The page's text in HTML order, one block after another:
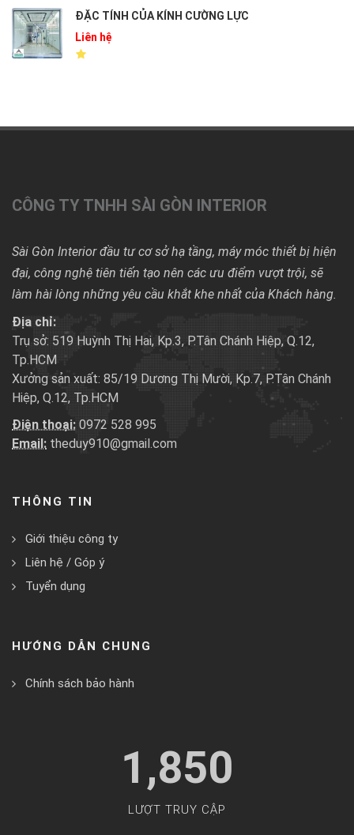
ĐẶC TÍNH CỦA KÍNH CƯỜNG LỰC
Liên hệ
CÔNG TY TNHH SÀI GÒN INTERIOR
Sài Gòn Interior đầu tư cơ sở hạ tầng, máy móc thiết bị hiện
đại, công nghệ tiên tiến tạo nên các ưu điểm vượt trội, sẽ
làm hài lòng những yêu cầu khắt khe nhất của Khách hàng.
Địa chỉ:
Trụ sở: 519 Huỳnh Thị Hai, Kp.3, P.Tân Chánh Hiệp, Q.12,
Tp.HCM
Xưởng sản xuất: 85/19 Dương Thị Mười, Kp.7, P.Tân Chánh
Hiệp, Q.12, Tp.HCM
Điện thoại: 0972 528 995
Email: theduy910@gmail.com
THÔNG TIN
Giới thiệu công ty
Liên hệ / Góp ý
Tuyển dụng
HƯỚNG DẪN CHUNG
Chính sách bảo hành
1,850
LƯỢT TRUY CẬP